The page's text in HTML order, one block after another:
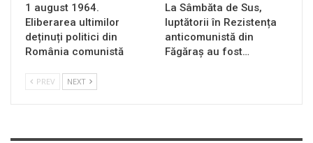
1 august 1964.
Eliberarea ultimilor
deținuți politici din
România comunistă
La Sâmbăta de Sus,
luptătorii în Rezistența
anticomunistă din
Făgăraș au fost…
PREV NEXT